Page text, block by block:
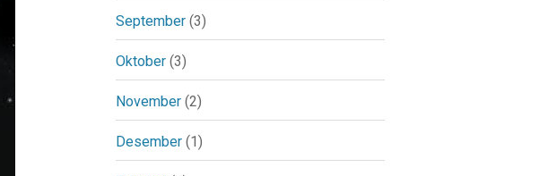
September (3)
Oktober (3)
November (2)
Desember (1)